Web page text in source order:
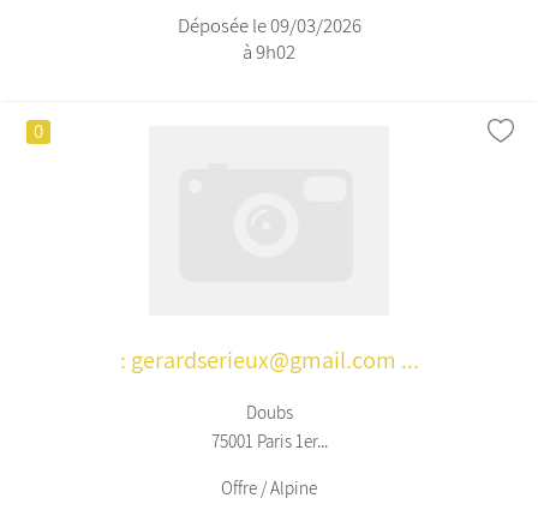
Déposée le 09/03/2026
à 9h02
0
: gerardserieux@gmail.com ...
Doubs
75001 Paris 1er...
Offre / Alpine